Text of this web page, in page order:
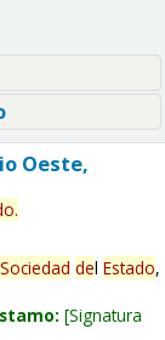
Oeste,
.
Sociedad del Estado,
Signatura